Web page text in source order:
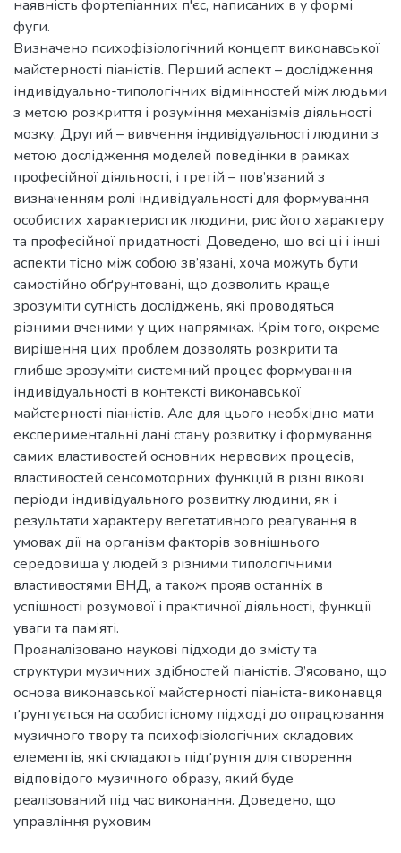
наявність фортепіанних п'єс, написаних в у формі
фуги.
Визначено психофізіологічний концепт виконавської
майстерності піаністів. Перший аспект – дослідження
індивідуально-типологічних відмінностей між людьми
з метою розкриття і розуміння механізмів діяльності
мозку. Другий – вивчення індивідуальності людини з
метою дослідження моделей поведінки в рамках
професійної діяльності, і третій – пов’язаний з
визначенням ролі індивідуальності для формування
особистих характеристик людини, рис його характеру
та професійної придатності. Доведено, що всі ці і інші
аспекти тісно між собою зв’язані, хоча можуть бути
самостійно обґрунтовані, що дозволить краще
зрозуміти сутність досліджень, які проводяться
різними вченими у цих напрямках. Крім того, окреме
вирішення цих проблем дозволять розкрити та
глибше зрозуміти системний процес формування
індивідуальності в контексті виконавської
майстерності піаністів. Але для цього необхідно мати
експериментальні дані стану розвитку і формування
самих властивостей основних нервових процесів,
властивостей сенсомоторних функцій в різні вікові
періоди індивідуального розвитку людини, як і
результати характеру вегетативного реагування в
умовах дії на організм факторів зовнішнього
середовища у людей з різними типологічними
властивостями ВНД, а також прояв останніх в
успішності розумової і практичної діяльності, функції
уваги та пам’яті.
Проаналізовано наукові підходи до змісту та
структури музичних здібностей піаністів. З’ясовано, що
основа виконавської майстерності піаніста-виконавця
ґрунтується на особистісному підході до опрацювання
музичного твору та психофізіологічних складових
елементів, які складають підґрунтя для створення
відповідого музичного образу, який буде
реалізований під час виконання. Доведено, що
управління руховим